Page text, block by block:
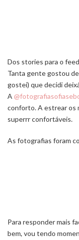
Dos stories para o feed
Tanta gente gostou
gostei) que decidi
A
conforto. A estrear os
superrr confortáveis.
As fotografias foram
Para responder mais
bem, vou tendo